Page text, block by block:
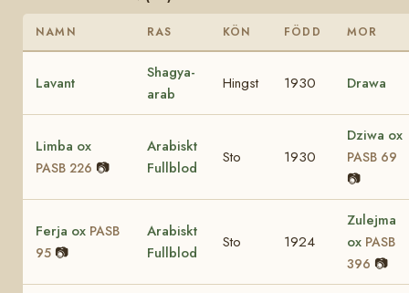
NAMN RAS KÖN FÖDD MOR
Lavant
Shagya-
arab
Hingst 1930 Drawa
Limba ox
PASB 226 📷
Arabiskt
Fullblod
Sto 1930
Dziwa ox
PASB 69
📷
Ferja ox PASB
95 📷
Arabiskt
Fullblod
Sto 1924
Zulejma
ox PASB
396 📷